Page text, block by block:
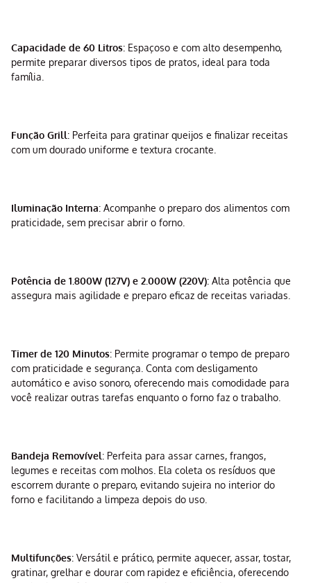
Capacidade de 60 Litros: Espaçoso e com alto desempenho,
permite preparar diversos tipos de pratos, ideal para toda
família.
Função Grill: Perfeita para gratinar queijos e finalizar receitas
com um dourado uniforme e textura crocante.
Iluminação Interna: Acompanhe o preparo dos alimentos com
praticidade, sem precisar abrir o forno.
Potência de 1.800W (127V) e 2.000W (220V): Alta potência que
assegura mais agilidade e preparo eficaz de receitas variadas.
Timer de 120 Minutos: Permite programar o tempo de preparo
com praticidade e segurança. Conta com desligamento
automático e aviso sonoro, oferecendo mais comodidade para
você realizar outras tarefas enquanto o forno faz o trabalho.
Bandeja Removível: Perfeita para assar carnes, frangos,
legumes e receitas com molhos. Ela coleta os resíduos que
escorrem durante o preparo, evitando sujeira no interior do
forno e facilitando a limpeza depois do uso.
Multifunções: Versátil e prático, permite aquecer, assar, tostar,
gratinar, grelhar e dourar com rapidez e eficiência, oferecendo